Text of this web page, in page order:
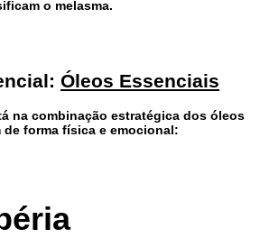
o melasma.
Óleos Essenciais
na combinação estratégica dos óleos
de forma física e emocional: